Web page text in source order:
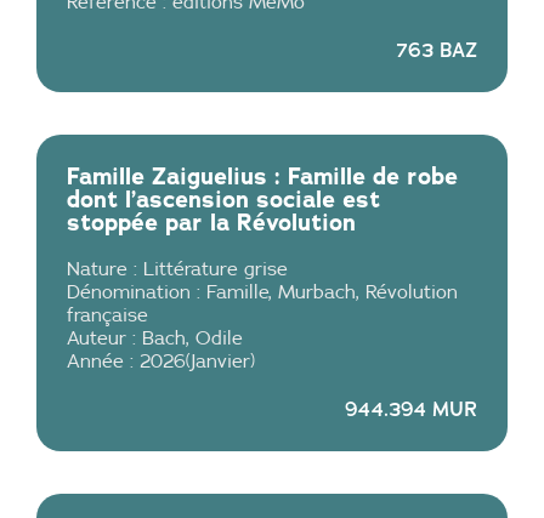
763 BAZ
Famille Zaiguelius : Famille de robe
dont l’ascension sociale est
stoppée par la Révolution
Nature :
Littérature grise
Dénomination : Famille, Murbach, Révolution
française
Auteur : Bach, Odile
Année : 2026( Janvier)
944.394 MUR